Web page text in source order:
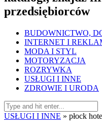
przedsiębiorców
BUDOWNICTWO,
INTERNET I
MODA I STYL
MOTORYZACJA
ROZRYWKA
USŁUGI I INNE
ZDROWIE I URODA
USŁUGI I INNE » płock